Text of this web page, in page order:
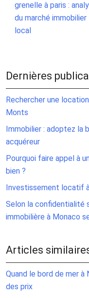
grenelle à paris :
du marché immobilier
local
Dernières
Rechercher une
Monts
Immobilier : adoptez la
acquéreur
Pourquoi faire appel à
bien ?
Investissement locatif
Selon la confidentialité
immobilière à Monaco
Articles
Quand le bord de mer à
des prix